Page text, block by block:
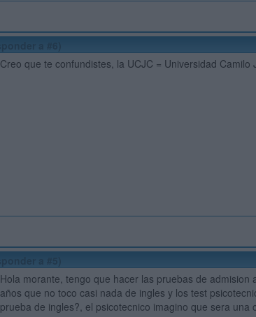
Creo que te confundistes, la UCJC = Universidad Camilo
Hola morante, tengo que hacer las pruebas de
años que no toco casi nada de ingles y los test
prueba de ingles?, el psicotecnico imagino que sera